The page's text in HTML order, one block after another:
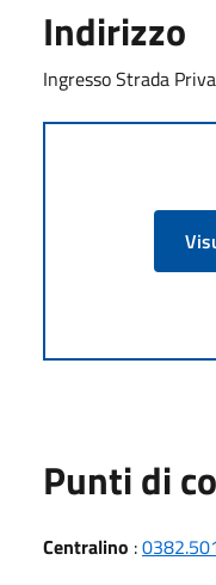
Indirizzo
Ingresso Strada
Punti di
Centralino :